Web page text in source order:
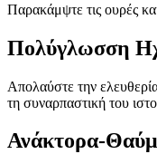
Παρακάμψτε τις ουρές
Πολύγλωσση
Απολαύστε την
τη συναρπαστική του
Ανάκτορα-